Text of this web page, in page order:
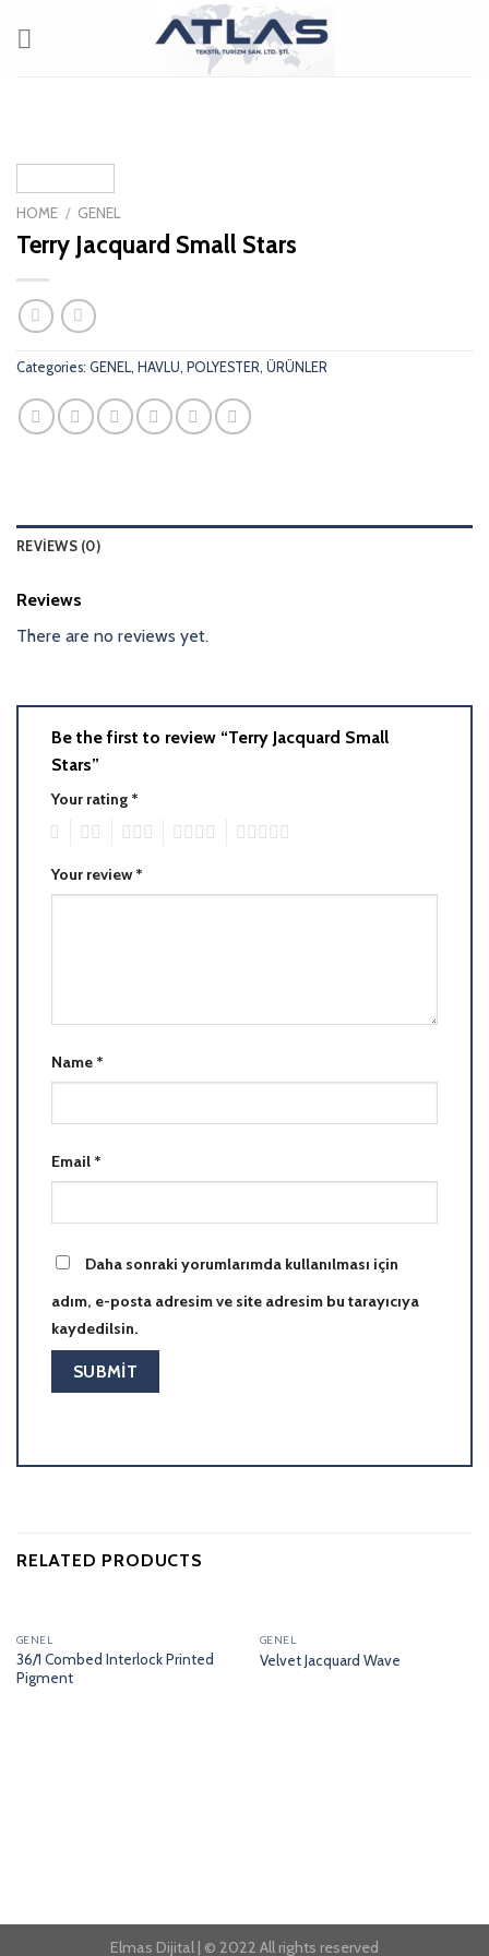
HOME / GENEL
Terry Jacquard Small Stars
Categories: GENEL, HAVLU, POLYESTER, ÜRÜNLER
REVIEWS (0)
Reviews
There are no reviews yet.
Be the first to review “Terry Jacquard Small
Stars”
Your rating *
Your review*
Name *
Email *
Daha sonraki yorumlarımda kullanılması için
adım, e-posta adresim ve site adresim bu tarayıcıya
kaydedilsin.
RELATED PRODUCTS
GENEL
36/1 Combed Interlock Printed
Pigment
GENEL
Velvet Jacquard Wave
Elmas Dijital | © 2022 All rights reserved